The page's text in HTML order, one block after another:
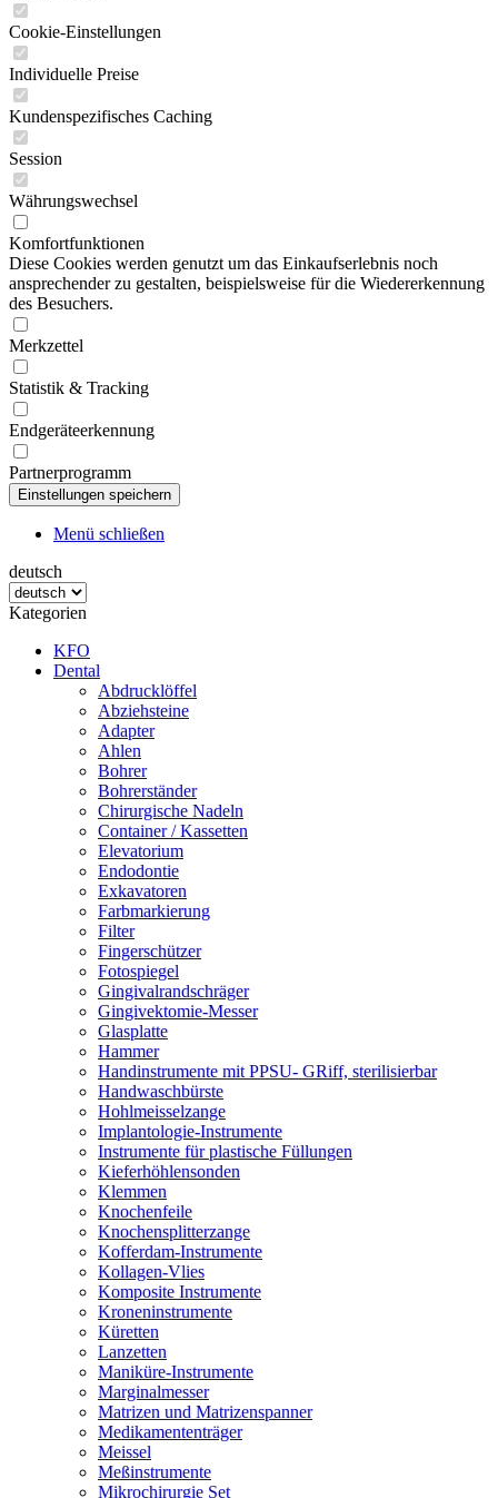
Cookie-Einstellungen
Individuelle Preise
Kundenspezifisches Caching
Session
Währungswechsel
Komfortfunktionen
Diese Cookies werden genutzt um das Einkaufserlebnis noch
ansprechender zu gestalten, beispielsweise für die Wiedererkennung
des Besuchers.
Merkzettel
Statistik & Tracking
Endgeräteerkennung
Partnerprogramm
Menü schließen
deutsch
Kategorien
KFO
Dental
Abdrucklöffel
Abziehsteine
Adapter
Ahlen
Bohrer
Bohrerständer
Chirurgische Nadeln
Container / Kassetten
Elevatorium
Endodontie
Exkavatoren
Farbmarkierung
Filter
Fingerschützer
Fotospiegel
Gingivalrandschräger
Gingivektomie-Messer
Glasplatte
Hammer
Handinstrumente mit PPSU- GRiff, sterilisierbar
Handwaschbürste
Hohlmeisselzange
Implantologie-Instrumente
Instrumente für plastische Füllungen
Kieferhöhlensonden
Klemmen
Knochenfeile
Knochensplitterzange
Kofferdam-Instrumente
Kollagen-Vlies
Komposite Instrumente
Kroneninstrumente
Küretten
Lanzetten
Maniküre-Instrumente
Marginalmesser
Matrizen und Matrizenspanner
Medikamententräger
Meissel
Meßinstrumente
Mikrochirurgie Set